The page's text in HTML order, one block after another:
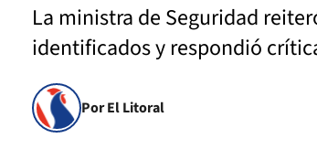
La ministra de Seguridad
identificados y respondió
Por El Litoral